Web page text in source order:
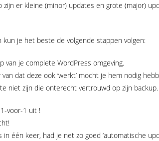
zijn er kleine (minor) updates en grote (major)
kun je het beste de volgende stappen volgen:
van je complete WordPress omgeving.
dat deze ook ‘werkt’ mocht je hem nodig
niet zijn die onterecht vertrouwd op zijn backup.
voor-1 uit !
in één keer, had je net zo goed ‘automatische